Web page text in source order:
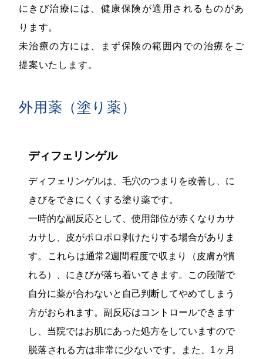
にきび治療には、健康保険が適用されるものがあ
ります。
未治療の方には、まず保険の範囲内での治療をご
提案いたします。
外用薬（塗り薬）
ディフェリンゲル
ディフェリンゲルは、毛穴のつまりを改善し、に
きびをできにくくする塗り薬です。
一時的な副反応として、使用部位が赤くなりカサ
カサし、皮がポロポロ剥けたりする場合がありま
す。これらは通常2週間程度で収まり（皮膚が慣
れる）、にきびが落ち着いてきます。この段階で
自分に薬が合わないと自己判断してやめてしまう
方がおられます。副反応はコントロールできます
し、当院ではお肌にあった処方をしていますので
脱落される方は非常に少ないです。また、1ヶ月